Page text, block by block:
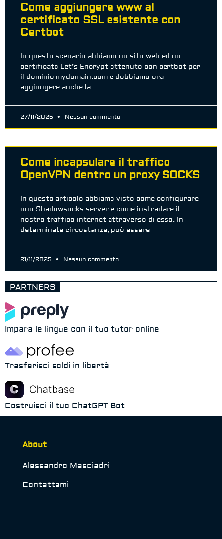
Come aggiungere www al
certificato SSL esistente con
Certbot
In questo scenario abbiamo un sito web ed un
certificato Let’s Encrypt ottenuto con certbot per
il dominio mydomain.com e dobbiamo ora
aggiungere anche la
27/11/2025 Nessun commento
Come incapsulare il traffico
OpenVPN dentro un proxy SOCKS
In questo articolo abbiamo visto come configurare
uno Shadowsocks server e come instradare il
nostro traffico internet attraverso di esso. In
determinate circostanze, può essere
21/11/2025 Nessun commento
PARTNERS
Impara le lingue con il tuo tutor online
Trasferisci soldi in libertà
Costruisci il tuo ChatGPT Bot
About
Alessandro Masciadri
Contattami